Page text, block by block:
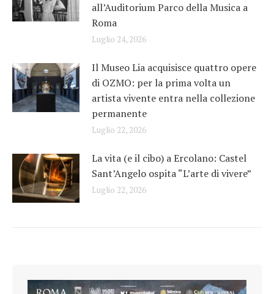
all’Auditorium Parco della Musica a
Roma
Luglio 24, 2026
Il Museo Lia acquisisce quattro opere
di OZMO: per la prima volta un
artista vivente entra nella collezione
permanente
Luglio 22, 2026
La vita (e il cibo) a Ercolano: Castel
Sant’Angelo ospita “L’arte di vivere”
Luglio 22, 2026